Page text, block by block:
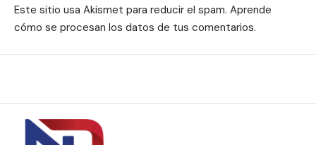
Este sitio usa Akismet para reducir el spam. Aprende
cómo se procesan los datos de tus comentarios.